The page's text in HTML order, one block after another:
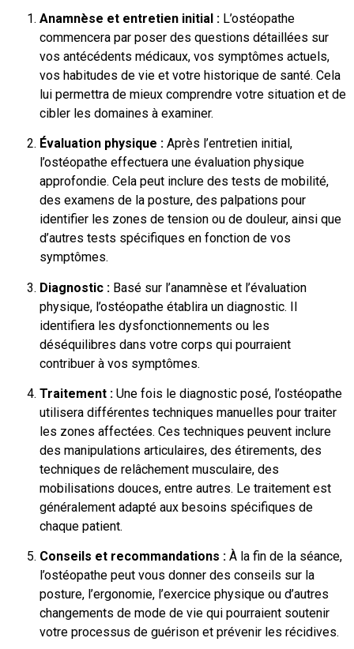
Anamnèse et entretien initial : L’ostéopathe
commencera par poser des questions détaillées sur
vos antécédents médicaux, vos symptômes actuels,
vos habitudes de vie et votre historique de santé. Cela
lui permettra de mieux comprendre votre situation et de
cibler les domaines à examiner.
Évaluation physique : Après l’entretien initial,
l’ostéopathe effectuera une évaluation physique
approfondie. Cela peut inclure des tests de mobilité,
des examens de la posture, des palpations pour
identifier les zones de tension ou de douleur, ainsi que
d’autres tests spécifiques en fonction de vos
symptômes.
Diagnostic : Basé sur l’anamnèse et l’évaluation
physique, l’ostéopathe établira un diagnostic. Il
identifiera les dysfonctionnements ou les
déséquilibres dans votre corps qui pourraient
contribuer à vos symptômes.
Traitement : Une fois le diagnostic posé, l’ostéopathe
utilisera différentes techniques manuelles pour traiter
les zones affectées. Ces techniques peuvent inclure
des manipulations articulaires, des étirements, des
techniques de relâchement musculaire, des
mobilisations douces, entre autres. Le traitement est
généralement adapté aux besoins spécifiques de
chaque patient.
Conseils et recommandations : À la fin de la séance,
l’ostéopathe peut vous donner des conseils sur la
posture, l’ergonomie, l’exercice physique ou d’autres
changements de mode de vie qui pourraient soutenir
votre processus de guérison et prévenir les récidives.